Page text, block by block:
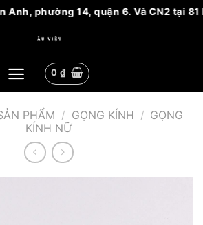
14, quận 6. Và CN2 tại 81
0 ₫
PHẨM / GỌNG KÍNH / GỌNG
KÍNH NỮ